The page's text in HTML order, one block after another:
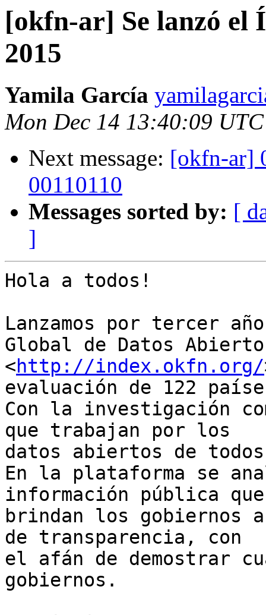
[okfn-ar] Se lanzó el
2015
Yamila García
Mon Dec 14 13:40:09
Next message: [okfn-ar]
00110110
Messages sorted by: [
]
Hola a todos!
Lanzamos por tercer
Global de Datos
<http://index.okfn.org/
evaluación de 122
Con la investigación
que trabajan por los
datos abiertos de
En la plataforma se
información pública que
brindan los gobiernos
de transparencia, con
el afán de demostrar
gobiernos.